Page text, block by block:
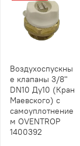
Воздухоспускны
е клапаны 3/8"
DN10 Ду10 (Кран
Маевского) с
самоуплотнение
м OVENTROP
1400392